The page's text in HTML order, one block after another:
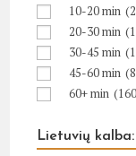
10-20 min
20-30 min
30-45 min
45-60 min
60+ min
Lietuvių kalba: